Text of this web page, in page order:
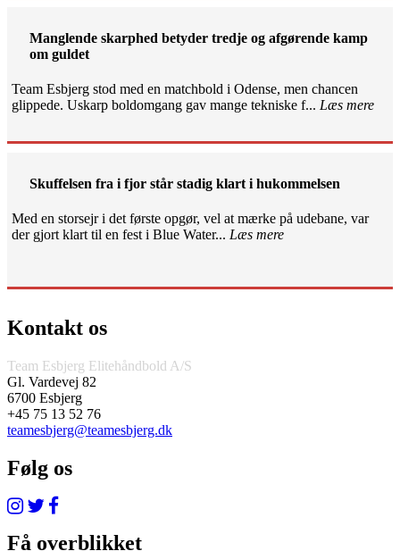
Manglende skarphed betyder tredje og afgørende kamp
om guldet
Team Esbjerg stod med en matchbold i Odense, men chancen
glippede. Uskarp boldomgang gav mange tekniske f... Læs mere
Skuffelsen fra i fjor står stadig klart i hukommelsen
Med en storsejr i det første opgør, vel at mærke på udebane, var
der gjort klart til en fest i Blue Water... Læs mere
Kontakt os
Team Esbjerg Elitehåndbold A/S
Gl. Vardevej 82
6700 Esbjerg
+45 75 13 52 76
teamesbjerg@teamesbjerg.dk
Følg os
Få overblikket